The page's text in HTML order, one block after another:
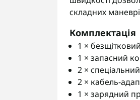
складних
Комплектація
1 ×
1 × запасний
2 ×
2 × кабель-
1 × зарядний